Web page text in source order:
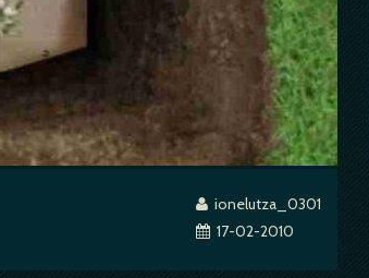
ionelutza_0301
17-02-2010